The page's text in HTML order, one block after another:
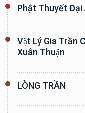
Phật Thuyết Đại
Vật Lý Gia Trần
Xuân Thuận
LÒNG TRẦN